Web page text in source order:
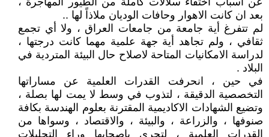
بعد ان كانت الاهوار وحافات الوديان ملاذاً لها ..
لم تتفرغ أية جامعة من جامعات العراق ، ولا أي تجمع
ثقافي ، ولم تجاهد أية جهة علمية مهما كانت درجتها ،
لدراسة الامكانيات المتاحة لاصلاح حال البيئة المتردية في
البلاد .
في حين ، انحرفت القدرات العلمية عن مساراتها
التخصصية الدقيقة ، لتذوب في وسط لا يمت لها بصلة ،
وتضيع الشهادات الاكاديمية المقترنة بعلوم الهندسة بكافة
صنوفها ، والزراعة ، والبيئة ، والاقتصاد ، وسواها من
القدرات العلمية ، لتجري باصحابها وراء التحليلات